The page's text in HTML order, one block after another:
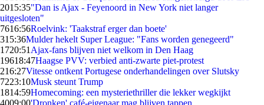
2015:35"Dan is Ajax - Feyenoord in New York niet langer
uitgesloten"
7616:56Roelvink: 'Taakstraf erger dan boete'
315:36Mulder hekelt Super League: "Fans worden genegeerd"
1720:51 Ajax-fans blijven niet welkom in Den Haag
19618:47Haagse PVV: verbied anti-zwarte piet-protest
216:27Vitesse ontkent Portugese onderhandelingen over Slutsky
7223:10Musk steunt Trump
1814:59Homecoming: een mysteriethriller die lekker wegkijkt
4009:00'Dronken' café-eigenaar mag blijven tappen